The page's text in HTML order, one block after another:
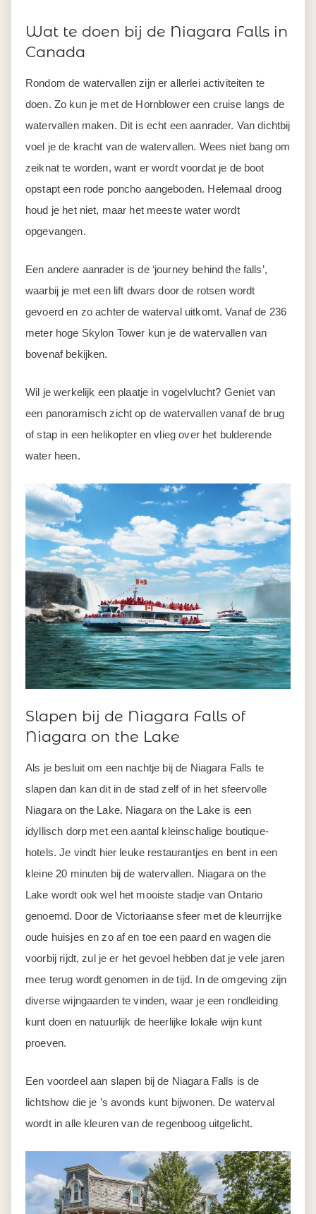
Wat te doen bij de Niagara Falls in
Canada
Rondom de watervallen zijn er allerlei activiteiten te
doen. Zo kun je met de Hornblower een cruise langs de
watervallen maken. Dit is echt een aanrader. Van dichtbij
voel je de kracht van de watervallen. Wees niet bang om
zeiknat te worden, want er wordt voordat je de boot
opstapt een rode poncho aangeboden. Helemaal droog
houd je het niet, maar het meeste water wordt
opgevangen.
Een andere aanrader is de ‘journey behind the falls’,
waarbij je met een lift dwars door de rotsen wordt
gevoerd en zo achter de waterval uitkomt. Vanaf de 236
meter hoge Skylon Tower kun je de watervallen van
bovenaf bekijken.
Wil je werkelijk een plaatje in vogelvlucht? Geniet van
een panoramisch zicht op de watervallen vanaf de brug
of stap in een helikopter en vlieg over het bulderende
water heen.
Slapen bij de Niagara Falls of
Niagara on the Lake
Als je besluit om een nachtje bij de Niagara Falls te
slapen dan kan dit in de stad zelf of in het sfeervolle
Niagara on the Lake. Niagara on the Lake is een
idyllisch dorp met een aantal kleinschalige boutique-
hotels. Je vindt hier leuke restaurantjes en bent in een
kleine 20 minuten bij de watervallen. Niagara on the
Lake wordt ook wel het mooiste stadje van Ontario
genoemd. Door de Victoriaanse sfeer met de kleurrijke
oude huisjes en zo af en toe een paard en wagen die
voorbij rijdt, zul je er het gevoel hebben dat je vele jaren
mee terug wordt genomen in de tijd. In de omgeving zijn
diverse wijngaarden te vinden, waar je een rondleiding
kunt doen en natuurlijk de heerlijke lokale wijn kunt
proeven.
Een voordeel aan slapen bij de Niagara Falls is de
lichtshow die je ’s avonds kunt bijwonen. De waterval
wordt in alle kleuren van de regenboog uitgelicht.